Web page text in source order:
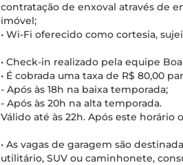
contratação de enxoval através de
imóvel;
• Wi-Fi oferecido como cortesia,
• Check-in realizado pela equipe
• É cobrada uma taxa de R$ 80,00
- Após às 18h na baixa temporada;
- Após às 20h na alta temporada.
Válido até às 22h. Após este
• As vagas de garagem são
utilitário, SUV ou caminhonete,